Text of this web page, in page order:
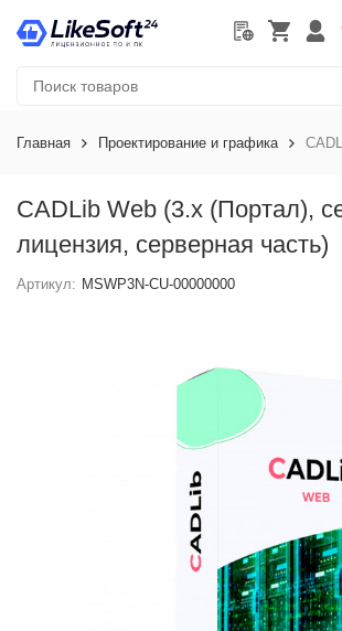
Главная Проектирование и графика
CADLib Web (3.x (Портал),
лицензия, серверная часть)
Артикул: MSWP3N-CU-00000000